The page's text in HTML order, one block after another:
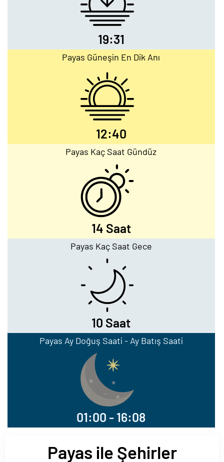
19:31
Payas Güneşin En Dik Anı
12:40
Payas Kaç Saat Gündüz
14 Saat
Payas Kaç Saat Gece
10 Saat
Payas Ay Doğuş Saati - Ay Batış Saati
01:00 - 16:08
Payas ile Şehirler